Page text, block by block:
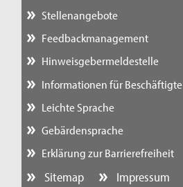
Stellenangebote
Feedbackmanagement
Hinweisgebermeldestelle
Informationen für Beschäftigte
Leichte Sprache
Gebärdensprache
Erklärung zur Barrierefreiheit
Sitemap Impressum